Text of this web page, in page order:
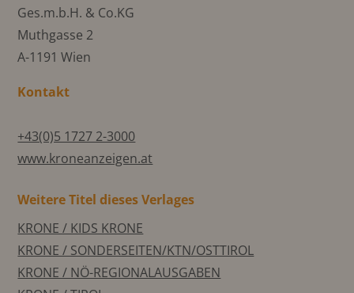
Ges.m.b.H. & Co.KG
Muthgasse 2
A-1191 Wien
Kontakt
+43(0)5 1727 2-3000
www.kroneanzeigen.at
Weitere Titel dieses Verlages
KRONE / KIDS KRONE
KRONE / SONDERSEITEN/KTN/OSTTIROL
KRONE / NÖ-REGIONALAUSGABEN